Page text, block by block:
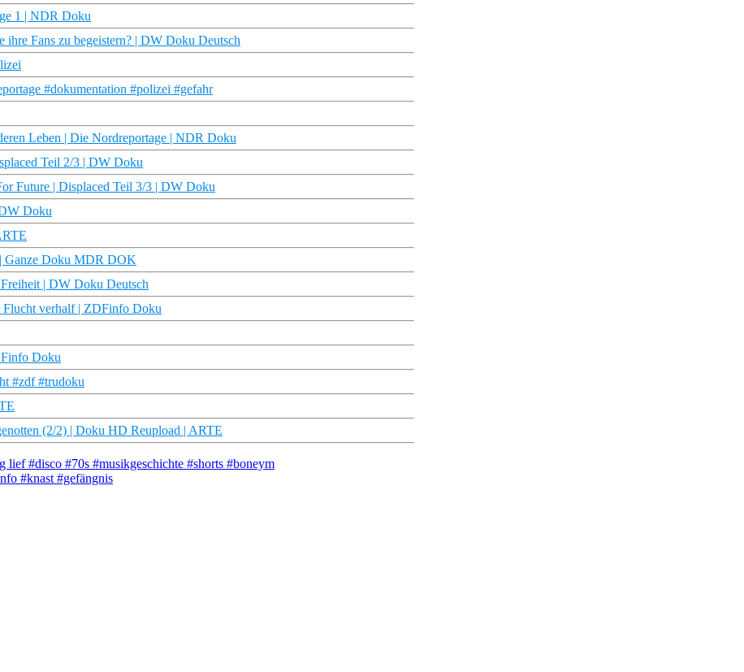
1 | NDR Doku
Fans zu begeistern? | DW Doku Deutsch
#dokumentation #polizei #gefahr
Leben | Die Nordreportage | NDR Doku
Teil 2/3 | DW Doku
Future | Displaced Teil 3/3 | DW Doku
Doku
Ganze Doku MDR DOK
| DW Doku Deutsch
Flucht verhalf | ZDFinfo Doku
Doku
#zdf #trudoku
(2/2) | Doku HD Reupload | ARTE
#disco #70s #musikgeschichte #shorts #boneym
#knast #gefängnis